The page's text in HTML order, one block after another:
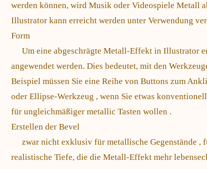
werden können, wird Musik oder Videospiele Metall
Illustrator kann erreicht werden unter Verwendung
Form
Um eine abgeschrägte Metall-Effekt in Illustrator
angewendet werden. Dies bedeutet, mit den
Beispiel müssen Sie eine Reihe von Buttons zum
oder Ellipse-Werkzeug , wenn Sie etwas
für ungleichmäßiger metallic Tasten wollen .
Erstellen der Bevel
zwar nicht exklusiv für metallische Gegenstände ,
realistische Tiefe, die die Metall-Effekt mehr